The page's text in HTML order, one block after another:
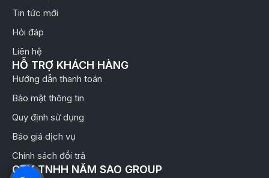
Tin tức mới
Hỏi đáp
Liên hệ
HỖ TRỢ KHÁCH HÀNG
Hướng dẫn thanh toán
Bảo mật thông tin
Quy định sử dụng
Báo giá dịch vụ
Chính sách đổi trả
CTY TNHH NĂM SAO GROUP